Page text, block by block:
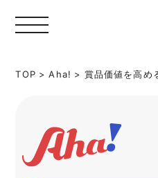
TOP > Aha! > 賞品価値を高め